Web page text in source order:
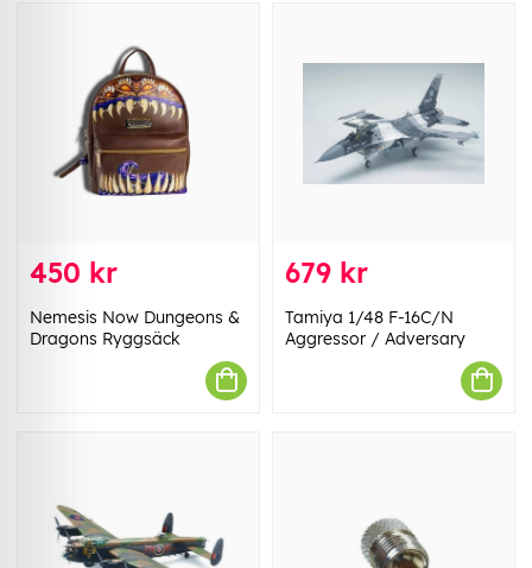
450 kr
Nemesis Now Dungeons &
Dragons Ryggsäck
679 kr
Tamiya 1/48 F-16C/N
Aggressor / Adversary